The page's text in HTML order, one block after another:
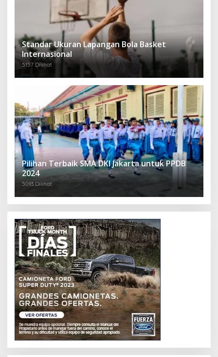
Standar Ukuran Lapangan Bola Basket
Internasional
5157 Dilihat
Pilihan Terbaik SMA DKI Jakarta untuk PPDB
2024
5093 Dilihat